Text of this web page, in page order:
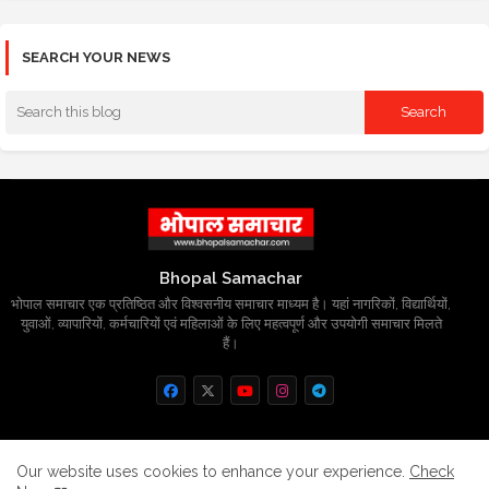
SEARCH YOUR NEWS
Bhopal Samachar
भोपाल समाचार एक प्रतिष्ठित और विश्वसनीय समाचार माध्यम है। यहां नागरिकों, विद्यार्थियों,
युवाओं, व्यापारियों, कर्मचारियों एवं महिलाओं के लिए महत्वपूर्ण और उपयोगी समाचार मिलते
हैं।
Home About Contact us Privacy Policy
Our website uses cookies to enhance your experience. Check